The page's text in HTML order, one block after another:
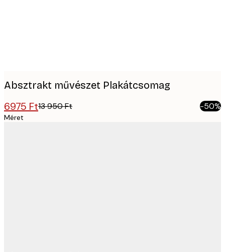
Absztrakt művészet Plakátcsomag
6975 Ft13 950 Ft -50%
Méret